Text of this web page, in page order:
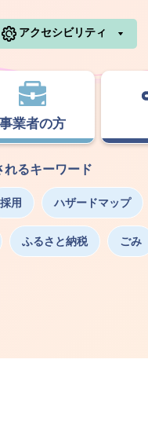
アクセシビリティ
事業者の方
れるキーワード
採用 ハザードマップ
ふるさと納税 ごみ